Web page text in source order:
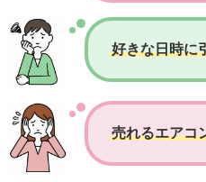
好きな日時に
売れるエアコ